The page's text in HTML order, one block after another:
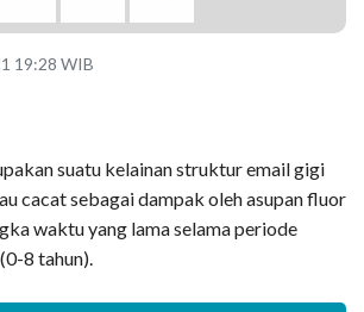
19:28 WIB
suatu kelainan struktur email gigi
cacat sebagai dampak oleh asupan fluor
waktu yang lama selama periode
8 tahun).